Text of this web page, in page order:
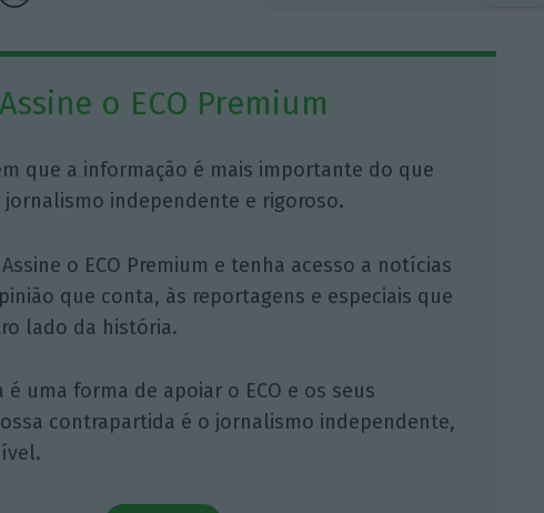
Assine o ECO Premium
que a informação é mais importante do que
jornalismo independente e rigoroso.
o ECO Premium e tenha acesso a notícias
que conta, às reportagens e especiais que
lado da história.
é uma forma de apoiar o ECO e os seus
contrapartida é o jornalismo independente,